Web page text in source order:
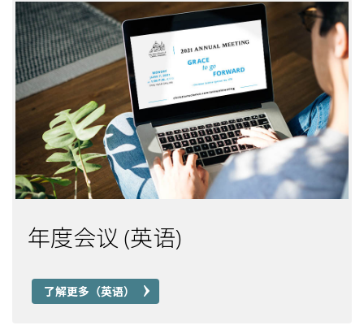
年度会议 (英语)
了解更多（英语）